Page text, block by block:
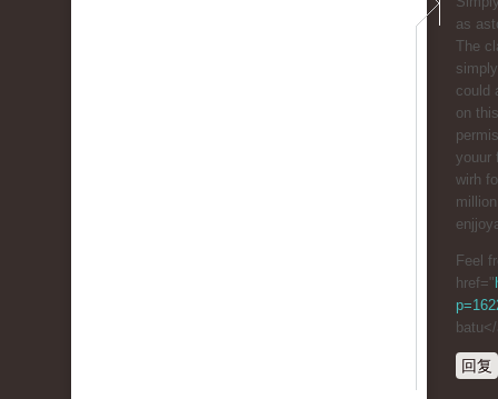
as
The
could
on
youur
wіrh
Feel
href="
回复